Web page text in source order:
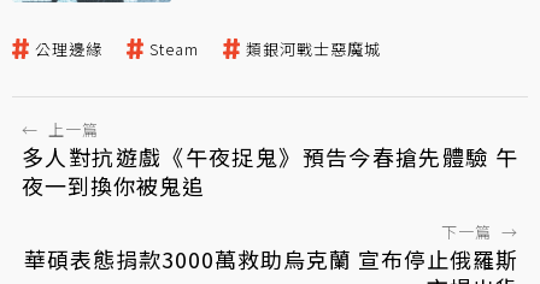
公理邊緣 Steam 類銀河戰士惡魔城
← 上一篇
多人對抗遊戲《午夜捉鬼》預告今春搶先體驗 午
夜一到換你被鬼追
下一篇 →
華碩表態捐款3000萬救助烏克蘭 宣布停止俄羅斯